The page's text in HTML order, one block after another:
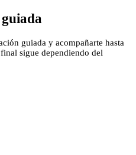
guiada y acompañarte hasta
sigue dependiendo del